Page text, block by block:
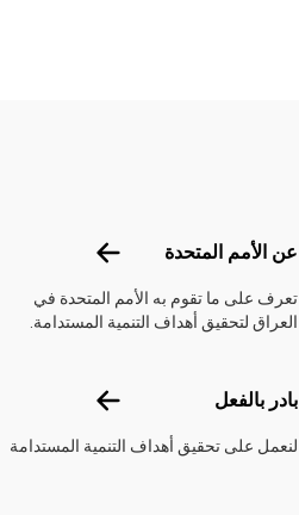
عن الأمم المتحدة عن الأمم المتحدة
تعرف على ما تقوم به الأمم المتحدة في
العراق لتحقيق أهداف التنمية المستدامة.
بادر بالفعل بادر بالفعل
لنعمل على تحقيق أهداف التنمية المستدامة